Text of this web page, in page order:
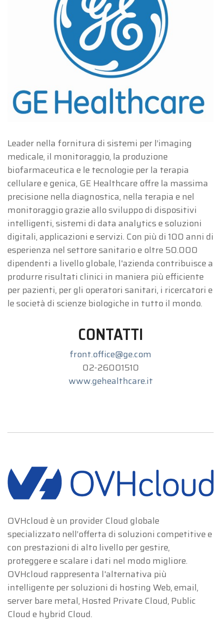
Leader nella fornitura di sistemi per l’imaging
medicale, il monitoraggio, la produzione
biofarmaceutica e le tecnologie per la terapia
cellulare e genica, GE Healthcare offre la massima
precisione nella diagnostica, nella terapia e nel
monitoraggio grazie allo sviluppo di dispositivi
intelligenti, sistemi di data analytics e soluzioni
digitali, applicazioni e servizi. Con più di 100 anni di
esperienza nel settore sanitario e oltre 50.000
dipendenti a livello globale, l'azienda contribuisce a
produrre risultati clinici in maniera più efficiente
per pazienti, per gli operatori sanitari, i ricercatori e
le società di scienze biologiche in tutto il mondo.
CONTATTI
front.office@ge.com
02-26001510
www.gehealthcare.it
OVHcloud è un provider Cloud globale
specializzato nell’offerta di soluzioni competitive e
con prestazioni di alto livello per gestire,
proteggere e scalare i dati nel modo migliore.
OVHcloud rappresenta l'alternativa più
intelligente per soluzioni di hosting Web, email,
server bare metal, Hosted Private Cloud, Public
Cloud e hybrid Cloud.